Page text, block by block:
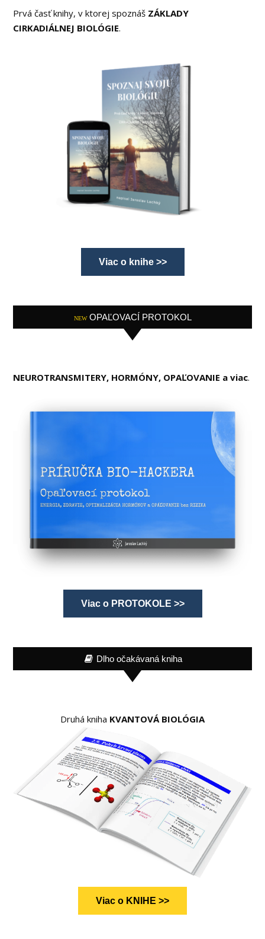
Prvá časť knihy, v ktorej spoznáš ZÁKLADY
CIRKADIÁLNEJ BIOLÓGIE.
Viac o knihe >>
NEW OPAĽOVACÍ PROTOKOL
NEUROTRANSMITERY, HORMÓNY, OPAĽOVANIE a viac.
Viac o PROTOKOLE >>
Dlho očakávaná kniha
Druhá kniha KVANTOVÁ BIOLÓGIA
Viac o KNIHE >>